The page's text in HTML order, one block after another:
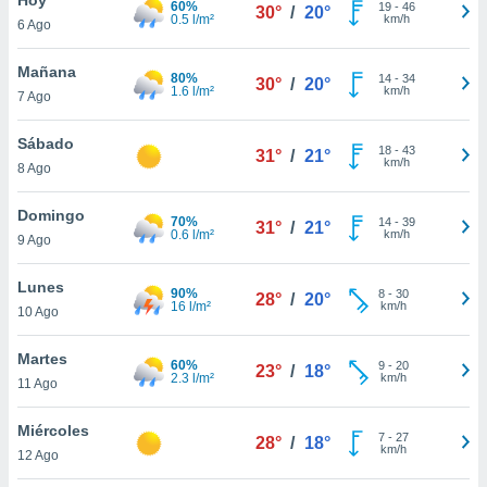
en
más
nuestra
de
cookies
aceptar
6 Ago
60%
0.5 l/m²
30° / 20° 19- 46
km/h
Mañana
7 Ago
80%
1.6 l/m²
30° / 20° 14- 34
km/h
Sábado
8 Ago
31° / 21° 18- 43
km/h
Domingo
9 Ago
70%
0.6 l/m²
31° / 21° 14- 39
km/h
Lunes
10 Ago
90%
16 l/m²
28° / 20° 8- 30
km/h
Martes
11 Ago
60%
2.3 l/m²
23° / 18° 9- 20
km/h
Miércoles
12 Ago
28° / 18° 7- 27
km/h